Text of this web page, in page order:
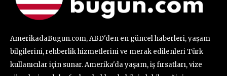
AmerikadaBugun.com, ABD'den en güncel haberleri, yaşam
bilgilerini, rehberlik hizmetlerini ve merak edilenleri Türk
kullanıcılar için sunar. Amerika'da yaşam, iş fırsatları, vize